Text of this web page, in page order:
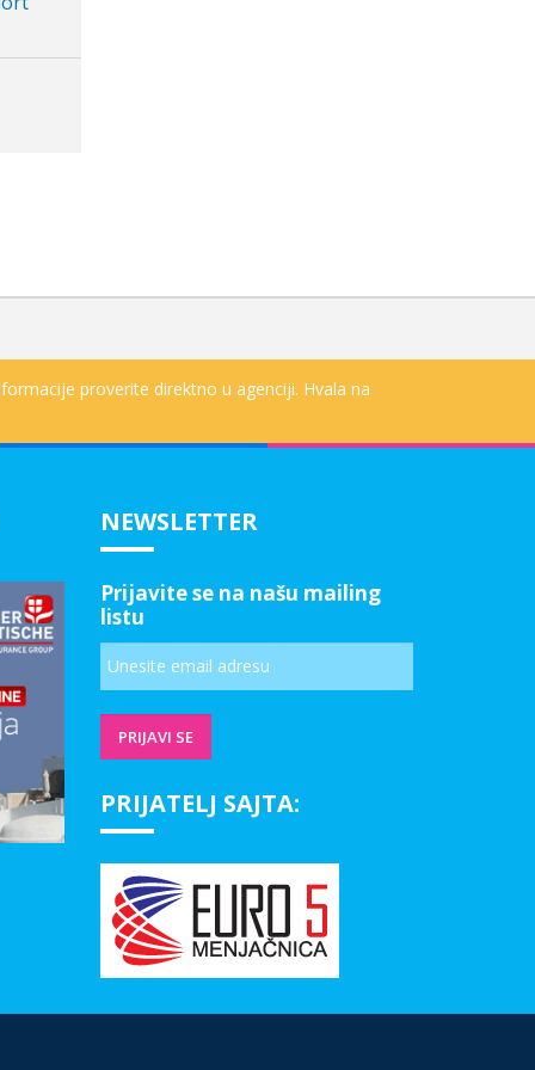
proverite direktno u agenciji. Hvala na
NEWSLETTER
Prijavite se na našu mailing
listu
PRIJATELJ SAJTA: